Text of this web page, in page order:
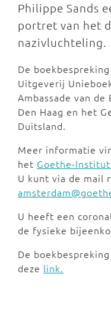
Philippe Sands
portret van het
nazivluchteling.
De
Uitgeverij
Ambassade van
Den Haag en het
Duitsland.
Meer informatie
het Goethe-
U kunt via de mail
U heeft een
de fysieke
De
deze link.